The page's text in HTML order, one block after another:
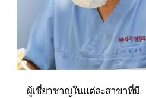
ผู้เชี่ยวชาญในแต่ละสาขาที่มี